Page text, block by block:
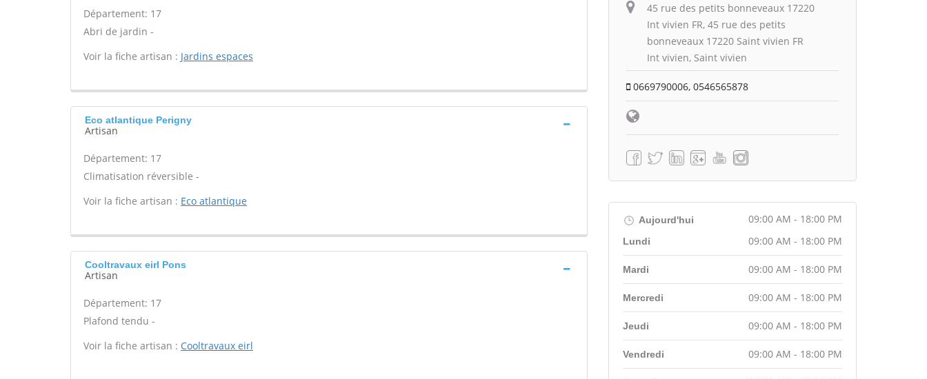
Département: 17
Abri de jardin -
Voir la fiche artisan : Jardins espaces
Eco atlantique Perigny
Artisan
Département: 17
Climatisation réversible -
Voir la fiche artisan : Eco atlantique
Cooltravaux eirl Pons
Artisan
Département: 17
Plafond tendu -
Voir la fiche artisan : Cooltravaux eirl
45 rue des petits bonneveaux 17220
Int vivien FR, 45 rue des petits
bonneveaux 17220 Saint vivien FR
Int vivien, Saint vivien
0669790006, 0546565878
Aujourd'hui 09:00 AM - 18:00 PM
Lundi 09:00 AM - 18:00 PM
Mardi 09:00 AM - 18:00 PM
Mercredi 09:00 AM - 18:00 PM
Jeudi 09:00 AM - 18:00 PM
Vendredi 09:00 AM - 18:00 PM